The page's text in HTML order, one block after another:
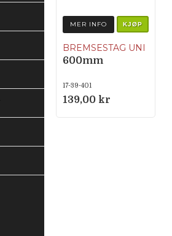
MER INFO KJØP
BREMSESTAG UNI
600mm
17-39-401
139,00 kr